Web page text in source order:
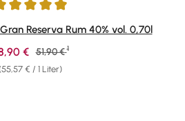
von 4.88 von 5 Sternen
Reserva Rum 40% vol. 0,70l
€ / 1 Liter)
Verkaufspreis:
€ Regulärer Preis:
51,90 € 1